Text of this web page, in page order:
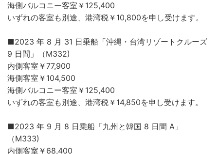
海側バルコニー客室￥125,400
いずれの客室も別途、港湾税￥10,800を申し受けます。
■2023 年 8 月 31 日乗船「沖縄・台湾リゾートクルーズ
9 日間」（M332)
内側客室￥77,900
海側客室￥104,500
海側バルコニー客室￥125,400
いずれの客室も別途、港湾税￥14,850を申し受けます。
■2023 年 9 月 8 日乗船「九州と韓国 8 日間 A」
（M333)
内側客室￥68,400